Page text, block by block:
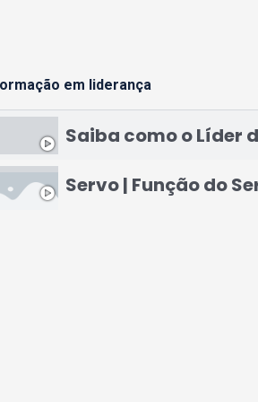
em liderança